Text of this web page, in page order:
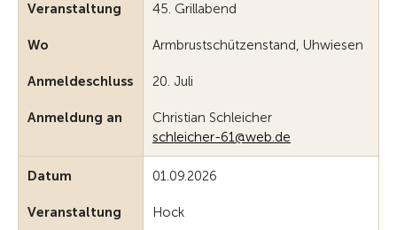
Veranstaltung 45. Grillabend
Wo Armbrustschützenstand, Uhwiesen
Anmeldeschluss 20. Juli
Anmeldung an
Christian Schleicher
schleicher-61@web.de
Datum 01.09.2026
Veranstaltung Hock